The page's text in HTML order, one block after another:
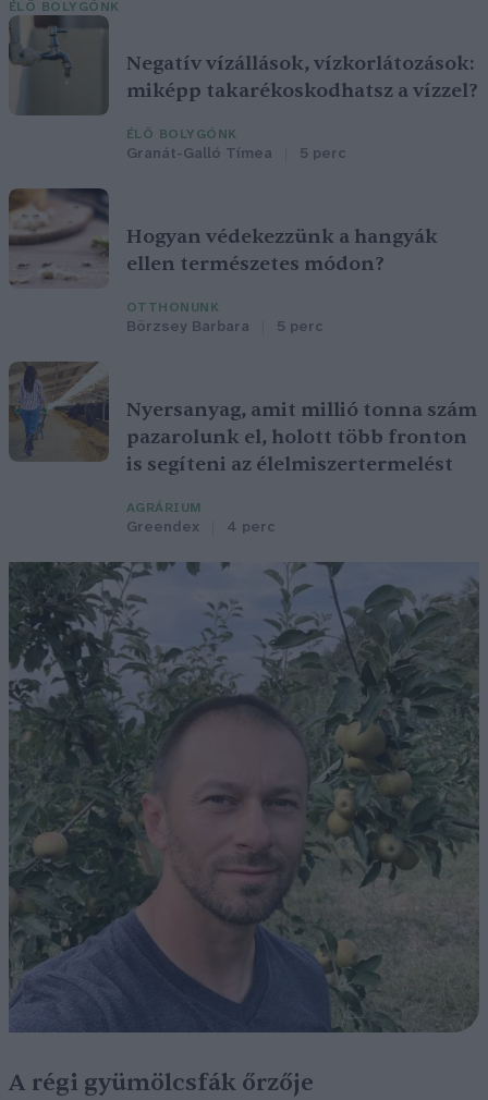
ÉLŐ BOLYGÓNK
Negatív vízállások, vízkorlátozások:
miképp takarékoskodhatsz a vízzel?
ÉLŐ BOLYGÓNK
Granát-Galló Tímea 5 perc
Hogyan védekezzünk a hangyák
ellen természetes módon?
OTTHONUNK
Börzsey Barbara 5 perc
Nyersanyag, amit millió tonna szám
pazarolunk el, holott több fronton
is segíteni az élelmiszertermelést
AGRÁRIUM
Greendex 4 perc
A régi gyümölcsfák őrzője